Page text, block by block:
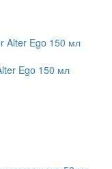
Ego 150 мл